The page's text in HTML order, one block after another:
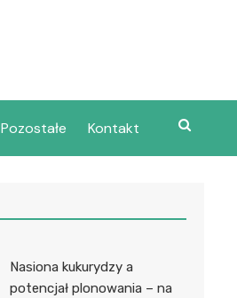
Pozostałe Kontakt
Nasiona kukurydzy a
potencjał plonowania – na